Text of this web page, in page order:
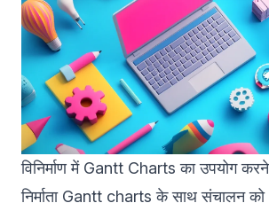
विनिर्माण में Gantt Charts का उपयोग
निर्माता Gantt charts के साथ संचालन को